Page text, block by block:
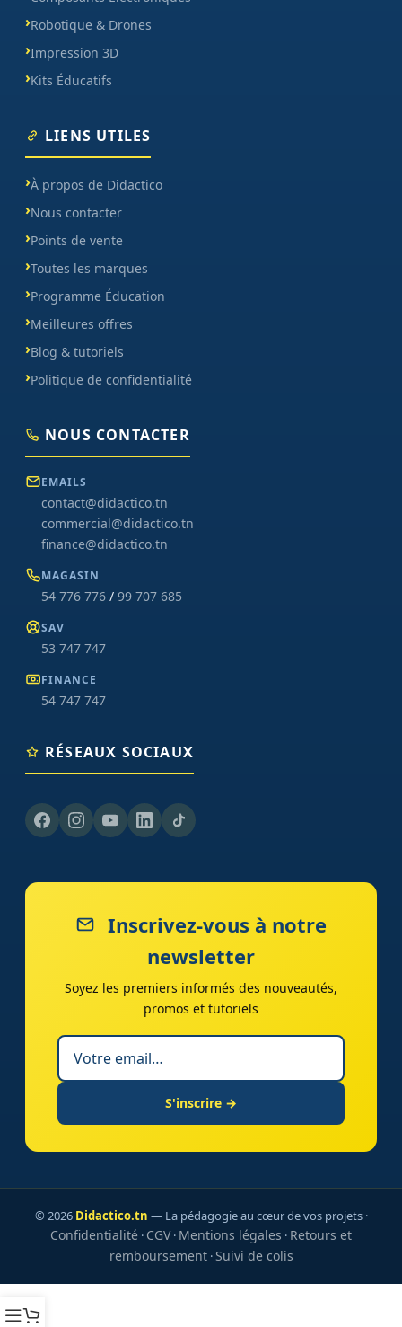
Robotique & Drones
Impression 3D
Kits Éducatifs
LIENS UTILES
À propos de Didactico
Nous contacter
Points de vente
Toutes les marques
Programme Éducation
Meilleures offres
Blog & tutoriels
Politique de confidentialité
NOUS CONTACTER
EMAILS
contact@didactico.tn
commercial@didactico.tn
finance@didactico.tn
MAGASIN
54 776 776 / 99 707 685
SAV
53 747 747
FINANCE
54 747 747
RÉSEAUX SOCIAUX
Inscrivez-vous à notre
newsletter
Soyez les premiers informés des nouveautés,
promos et tutoriels
S'inscrire →
© 2026 Didactico.tn — La pédagogie au cœur de vos projets ·
Confidentialité · CGV· Mentions légales · Retours et
remboursement·Suivi de colis